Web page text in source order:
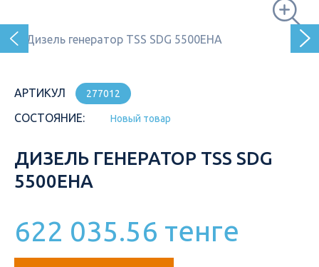
АРТИКУЛ 277012
СОСТОЯНИЕ: Новый товар
ДИЗЕЛЬ ГЕНЕРАТОР TSS SDG
5500EHA
622 035.56 тенге